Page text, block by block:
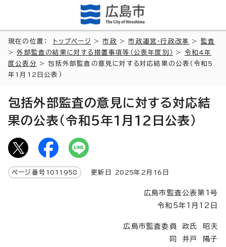
現在の位置： トップページ >市政 >市政運営・行政改革 > 監査
>外部監査の結果に対する措置事項等（公表年度別） > 令和4年
度公表分 > 包括外部監査の意見に対する対応結果の公表（令和5
年1月12日公表）
包括外部監査の意見に対する対応結
果の公表（令和5年1月12日公表）
ページ番号 1011958 更新日 2025年2月 16 日
広島市監査公表第1号
令和5年1月12日
広島市監査委員 政氏 昭夫
同 井戸 陽子